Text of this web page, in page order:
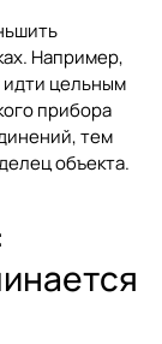
Например,
идти цельным
прибора
тем
объекта.